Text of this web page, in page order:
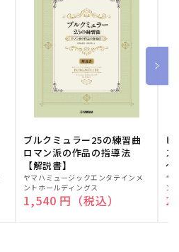
ブルクミュラー25の練習曲
ロマン派の作品の指導法
【解説書】
販
売
元:
ヤマハミュージックエンタテインメ
ントホールディングス
通常価格
1,540 円（税込）
ピ
ス
～
販
売
元:
ヤ
ン